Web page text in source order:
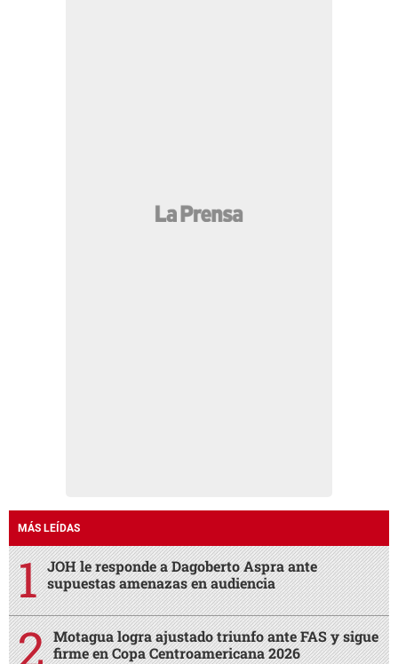
MÁS LEÍDAS
JOH le responde a Dagoberto Aspra ante
supuestas amenazas en audiencia
Motagua logra ajustado triunfo ante FAS y sigue
firme en Copa Centroamericana 2026